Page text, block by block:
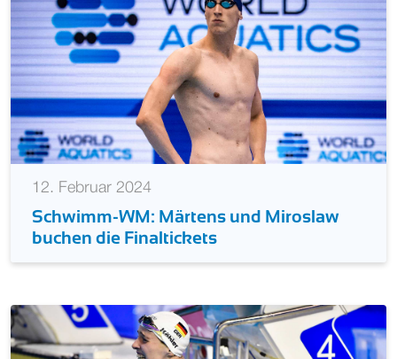
12. Februar 2024
Schwimm-WM: Märtens und Miroslaw
buchen die Finaltickets